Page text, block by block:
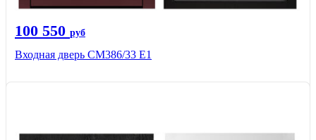
100 550 руб
Входная дверь СМ386/33 Е1